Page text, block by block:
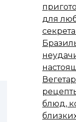
для
блюд,